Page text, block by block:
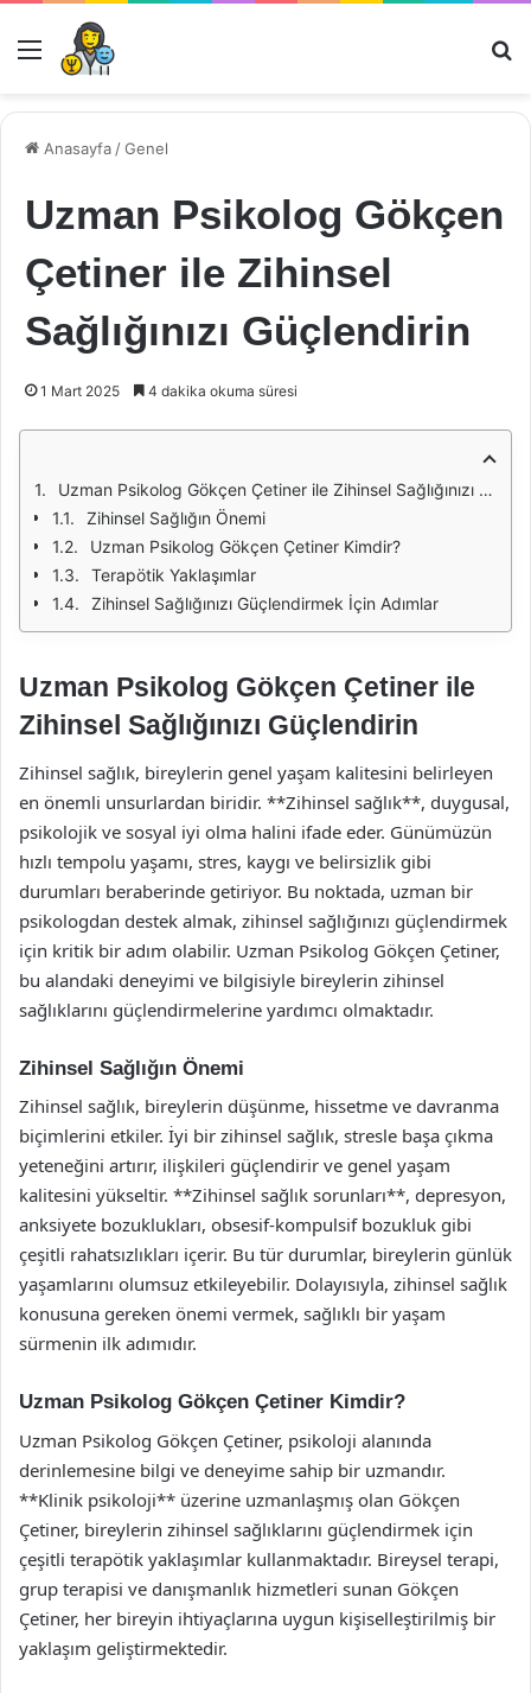
Menü
Anasayfa /Genel
Uzman Psikolog Gökçen
Çetiner ile Zihinsel
Sağlığınızı Güçlendirin
1 Mart 2025 4 dakika okuma süresi
Uzman Psikolog Gökçen Çetiner ile Zihinsel Sağlığınızı Güçlendirin
Zihinsel Sağlığın Önemi
Uzman Psikolog Gökçen Çetiner Kimdir?
Terapötik Yaklaşımlar
Zihinsel Sağlığınızı Güçlendirmek İçin Adımlar
Uzman Psikolog Gökçen Çetiner ile
Zihinsel Sağlığınızı Güçlendirin
Zihinsel sağlık, bireylerin genel yaşam kalitesini belirleyen
en önemli unsurlardan biridir. **Zihinsel sağlık**, duygusal,
psikolojik ve sosyal iyi olma halini ifade eder. Günümüzün
hızlı tempolu yaşamı, stres, kaygı ve belirsizlik gibi
durumları beraberinde getiriyor. Bu noktada, uzman bir
psikologdan destek almak, zihinsel sağlığınızı güçlendirmek
için kritik bir adım olabilir. Uzman Psikolog Gökçen Çetiner,
bu alandaki deneyimi ve bilgisiyle bireylerin zihinsel
sağlıklarını güçlendirmelerine yardımcı olmaktadır.
Zihinsel Sağlığın Önemi
Zihinsel sağlık, bireylerin düşünme, hissetme ve davranma
biçimlerini etkiler. İyi bir zihinsel sağlık, stresle başa çıkma
yeteneğini artırır, ilişkileri güçlendirir ve genel yaşam
kalitesini yükseltir. **Zihinsel sağlık sorunları**, depresyon,
anksiyete bozuklukları, obsesif-kompulsif bozukluk gibi
çeşitli rahatsızlıkları içerir. Bu tür durumlar, bireylerin günlük
yaşamlarını olumsuz etkileyebilir. Dolayısıyla, zihinsel sağlık
konusuna gereken önemi vermek, sağlıklı bir yaşam
sürmenin ilk adımıdır.
Uzman Psikolog Gökçen Çetiner Kimdir?
Uzman Psikolog Gökçen Çetiner, psikoloji alanında
derinlemesine bilgi ve deneyime sahip bir uzmandır.
**Klinik psikoloji** üzerine uzmanlaşmış olan Gökçen
Çetiner, bireylerin zihinsel sağlıklarını güçlendirmek için
çeşitli terapötik yaklaşımlar kullanmaktadır. Bireysel terapi,
grup terapisi ve danışmanlık hizmetleri sunan Gökçen
Çetiner, her bireyin ihtiyaçlarına uygun kişiselleştirilmiş bir
yaklaşım geliştirmektedir.